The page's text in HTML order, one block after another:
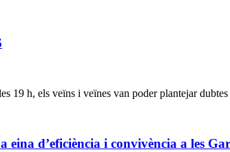
19 h, els veïns i veïnes van poder plantejar
eina d’eficiència i convivència a les